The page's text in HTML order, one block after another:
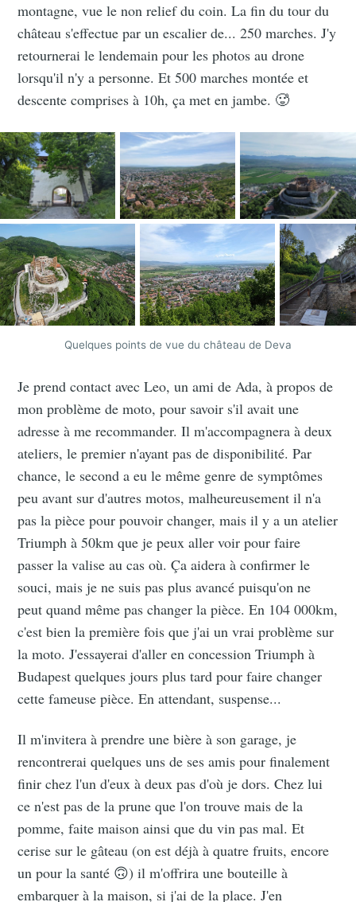
montagne, vue le non relief du coin. La fin du tour du
château s'effectue par un escalier de... 250 marches. J'y
retournerai le lendemain pour les photos au drone
lorsqu'il n'y a personne. Et 500 marches montée et
descente comprises à 10h, ça met en jambe. 🥵
Quelques points de vue du château de Deva
Je prend contact avec Leo, un ami de Ada, à propos de
mon problème de moto, pour savoir s'il avait une
adresse à me recommander. Il m'accompagnera à deux
ateliers, le premier n'ayant pas de disponibilité. Par
chance, le second a eu le même genre de symptômes
peu avant sur d'autres motos, malheureusement il n'a
pas la pièce pour pouvoir changer, mais il y a un atelier
Triumph à 50km que je peux aller voir pour faire
passer la valise au cas où. Ça aidera à confirmer le
souci, mais je ne suis pas plus avancé puisqu'on ne
peut quand même pas changer la pièce. En 104 000km,
c'est bien la première fois que j'ai un vrai problème sur
la moto. J'essayerai d'aller en concession Triumph à
Budapest quelques jours plus tard pour faire changer
cette fameuse pièce. En attendant, suspense...
Il m'invitera à prendre une bière à son garage, je
rencontrerai quelques uns de ses amis pour finalement
finir chez l'un d'eux à deux pas d'où je dors. Chez lui
ce n'est pas de la prune que l'on trouve mais de la
pomme, faite maison ainsi que du vin pas mal. Et
cerise sur le gâteau (on est déjà à quatre fruits, encore
un pour la santé 🙃) il m'offrira une bouteille à
embarquer à la maison, si j'ai de la place. J'en